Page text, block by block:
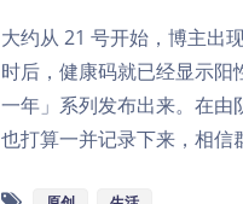
大约从 21 号开始，博主出
时后，健康码就已经显示
一年」系列发布出来。在由
也打算一并记录下来，相信